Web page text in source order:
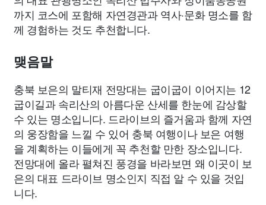
까지 코스에 포함해 자연경관과 역사·문화 명소를 함
께 경험하는 것도 추천합니다.
맺음말
충북 보은의 말티재 전망대는 굽이굽이 이어지는 12
굽이길과 속리산의 아름다운 산세를 한눈에 감상할
수 있는 명소입니다. 드라이브의 즐거움과 함께 자연
의 웅장함을 느낄 수 있어 충북 여행이나 보은 여행
을 계획하는 이들에게 꼭 추천할 만한 장소입니다.
전망대에 올라 펼쳐진 풍경을 바라보면 왜 이곳이 보
은의 대표 드라이브 명소인지 직접 알 수 있을 것입
니다.